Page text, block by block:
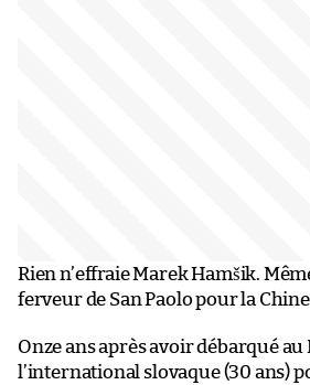
Rien n’effraie Marek Hamšik.
ferveur de San Paolo pour la
Onze ans après avoir débarqué au
l’international slovaque (30 ans)